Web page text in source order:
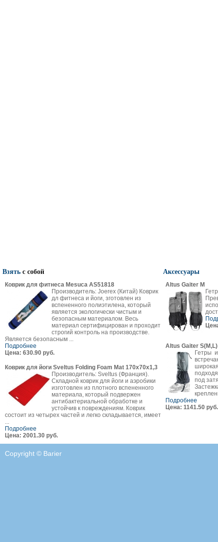
Взять с собой
Коврик для фитнеса Mesuca AS51818
Производитель: Joerex (Китай) Коврик
дл фитнеса и йоги, зготовлен из
вспененного полиэтилена, который
является экологически чистым и
безопасным материалом. Весь
материал сертифицирован и проходит
строгий контроль на производстве.
Является безопасным ...
Подробнее
Цена: 630.90 руб.
Коврик для йоги Sveltus Folding Foam Mat 170х70х1,3
Производитель: Sveltus (Франция).
Складной коврик для йоги и аэробики
изготовлен из плотного вспененного
материала, который подвержен
антибактериальной обработке и
устойчив к повреждениям. Коврик
состоит из четырех частей и легко складывается, имеет
...
Подробнее
Цена: 2001.30 руб.
Аксессуары
Altus Gaiter M
Altus Gaiter S(M,L)
Гетры
под
Подробнее
Цена: 1141.50 руб.
Copyright © Barier